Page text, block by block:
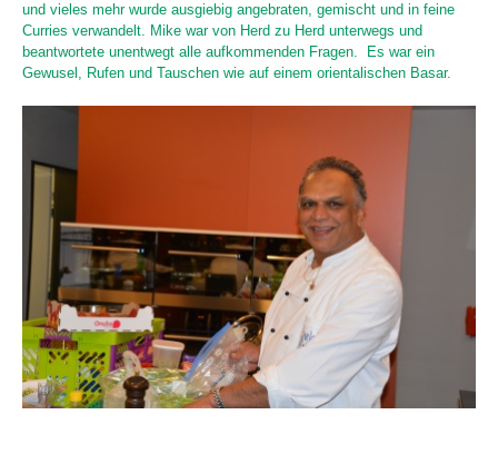
und vieles mehr wurde ausgiebig angebraten, gemischt und in feine
Curries verwandelt. Mike war von Herd zu Herd unterwegs und
beantwortete unentwegt alle aufkommenden Fragen. Es war ein
Gewusel, Rufen und Tauschen wie auf einem orientalischen Basar.